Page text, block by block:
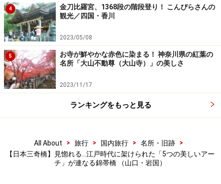
錦帯橋の入橋料とロープウェーの往復、岩国城の入場料
をセットにした割引チケットもありますので、岩国城ま
で行く場合は割引チケットを使うといいでしょう。
錦川の右岸から見た錦帯橋（2022年6月撮影）
対岸まで渡ると、また違った雰囲気の錦帯橋の姿が望め
ます。入橋料は往復分の料金で、チケットは戻る際にも
必要になりますのでなくさないように。
岩国城の天守閣から眺める錦帯橋のパノラ
マ
4
金刀比羅宮、1368段の階段登り！ こんぴらさんの
観光／四国・香川
2023/05/08
5
お寺が鮮やかな赤色に染まる！ 神奈川県の紅葉の
名所「大山不動尊（大山寺）」の美しさ
2023/11/17
ランキングをもっと見る
All About > 旅行 > 国内旅行 > 名所・旧跡
>
【日本三奇橋】見惚れる…江戸時代に架けられた「5つの美しいアー
チ」が連なる錦帯橋 （山口・岩国）